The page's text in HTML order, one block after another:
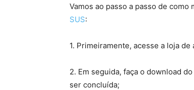
Vamos ao passo a passo de
SUS:
1. Primeiramente, acesse a loja
2. Em seguida, faça o download
ser concluída;